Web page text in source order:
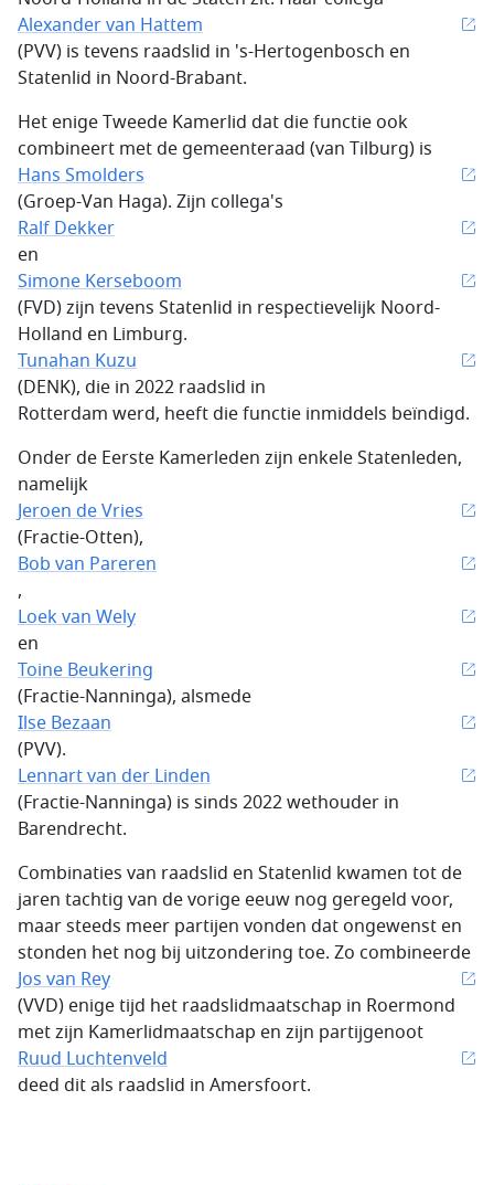
Alexander van Hattem
(PVV) is tevens raadslid in 's-Hertogenbosch en
Statenlid in Noord-Brabant.
Het enige Tweede Kamerlid dat die functie ook
combineert met de gemeenteraad (van Tilburg) is
Hans Smolders
(Groep-Van Haga). Zijn collega's
Ralf Dekker
en
Simone Kerseboom
(FVD) zijn tevens Statenlid in respectievelijk Noord-
Holland en Limburg.
Tunahan Kuzu
(DENK), die in 2022 raadslid in
Rotterdam werd, heeft die functie inmiddels beïndigd.
Onder de Eerste Kamerleden zijn enkele Statenleden,
namelijk
Jeroen de Vries
(Fractie-Otten),
Bob van Pareren
,
Loek van Wely
en
Toine Beukering
(Fractie-Nanninga), alsmede
Ilse Bezaan
(PVV).
Lennart van der Linden
(Fractie-Nanninga) is sinds 2022 wethouder in
Barendrecht.
Combinaties van raadslid en Statenlid kwamen tot de
jaren tachtig van de vorige eeuw nog geregeld voor,
maar steeds meer partijen vonden dat ongewenst en
stonden het nog bij uitzondering toe. Zo combineerde
Jos van Rey
(VVD) enige tijd het raadslidmaatschap in Roermond
met zijn Kamerlidmaatschap en zijn partijgenoot
Ruud Luchtenveld
deed dit als raadslid in Amersfoort.